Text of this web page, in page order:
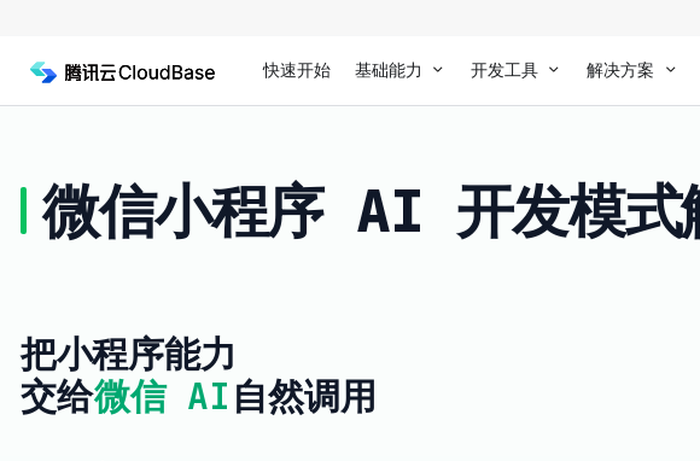
快速开始 基础能力 开发工具 解决方案
微信小程序 AI 开发模式
把小程序能力
交给微信 AI 自然调用